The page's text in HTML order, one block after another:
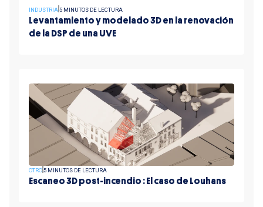
INDUSTRIA5 MINUTOS DE LECTURA
Levantamiento y modelado 3D en la renovación
de la DSP de una UVE
OTRO5 MINUTOS DE LECTURA
Escaneo 3D post-incendio : El caso de Louhans